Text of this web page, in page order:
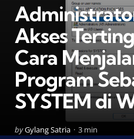
Akses
Cara
Program
SYSTEM di
Posted
byGylang Satria 3 min